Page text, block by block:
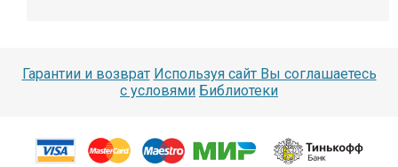
Гарантии и возврат Используя сайт Вы соглашаетесь
с условями Библиотеки